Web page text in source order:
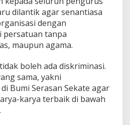
dilantik agar senantiasa
dengan
persatuan tanpa
maupun agama.
boleh ada diskriminasi.
sama, yakni
Bumi Serasan Sekate agar
karya terbaik di bawah